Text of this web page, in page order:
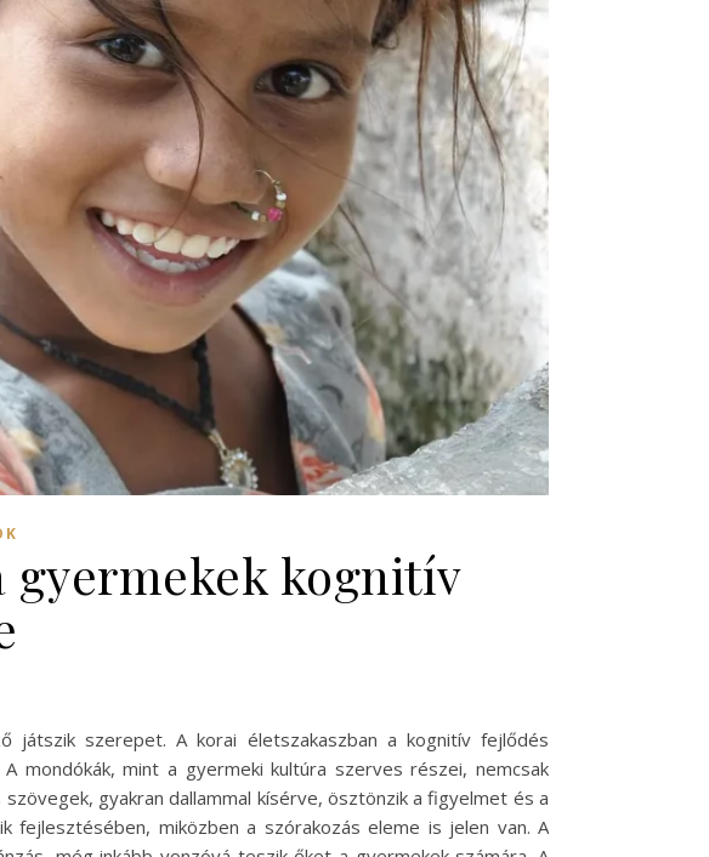
gyermekek kognitív
játszik szerepet. A korai életszakaszban a kognitív fejlődés
mondókák, mint a gyermeki kultúra szerves részei, nemcsak
gyakran dallammal kísérve, ösztönzik a figyelmet és a
miközben a szórakozás eleme is jelen van. A